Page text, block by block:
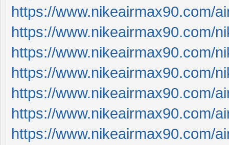
https://www.nikeairmax90.com/
https://www.nikeairmax90.com/
https://www.nikeairmax90.com/
https://www.nikeairmax90.com/
https://www.nikeairmax90.com/
https://www.nikeairmax90.com/
https://www.nikeairmax90.com/